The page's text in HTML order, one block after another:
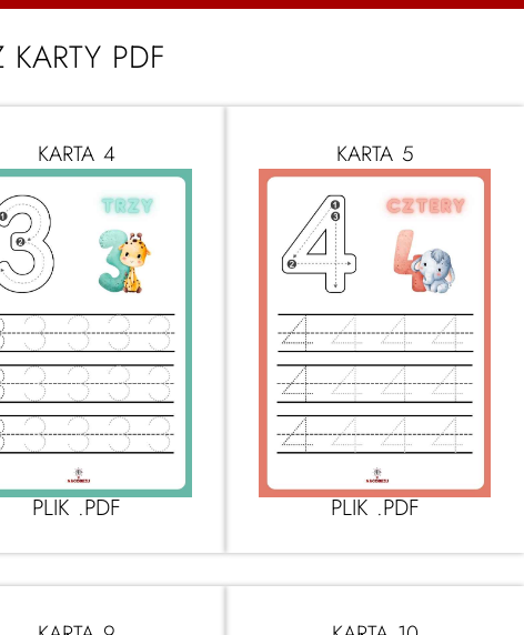
PDF
KARTA 4
PLIK .PDF
KARTA 5
PLIK .PDF